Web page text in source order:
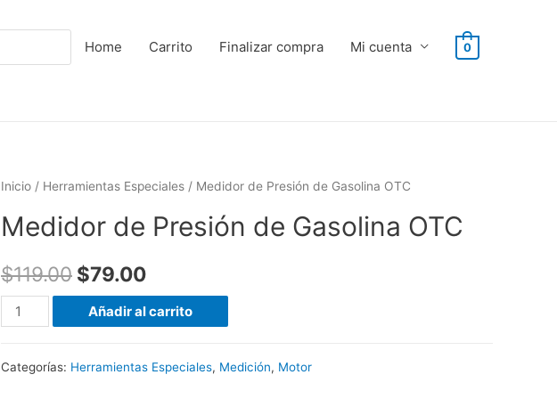
Home Carrito Finalizar compra Mi cuenta 0
Inicio / Herramientas Especiales / Medidor de Presión de Gasolina OTC
Medidor de Presión de Gasolina OTC
$119.00 $79.00
Medidor
de
Añadir al carrito
Categorías: Herramientas Especiales, Medición, Motor